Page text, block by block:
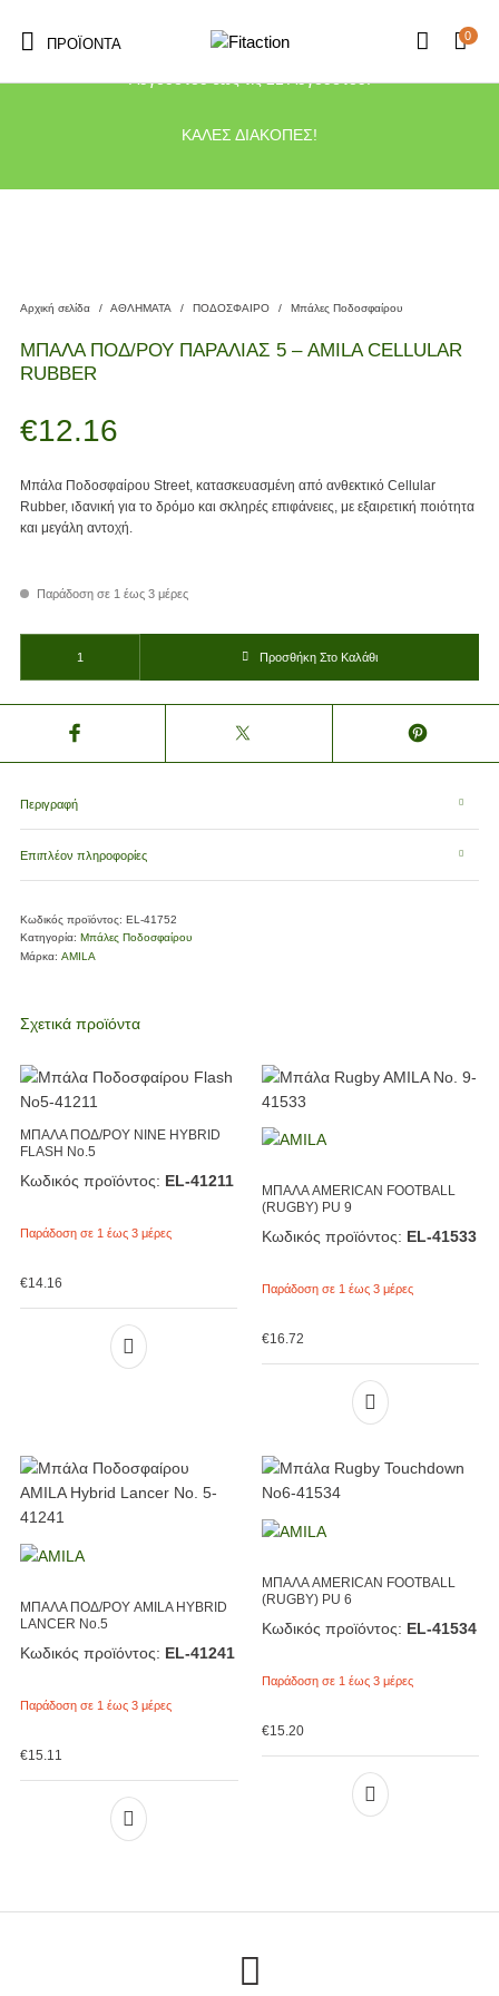
Το κατάστημα μας θα παραμείνει κλειστό λόγω διακοπών από τις 10
Αυγούστου έως τις 21 Αυγούστου.
ΚΑΛΕΣ ΔΙΑΚΟΠΕΣ!
ΠΡΟΪΌΝΤΑ
0
Αρχική σελίδα / ΑΘΛΗΜΑΤΑ / ΠΟΔΟΣΦΑΙΡΟ / Μπάλες Ποδοσφαίρου
ΜΠΑΛΑ ΠΟΔ/ΡΟΥ ΠΑΡΑΛΙΑΣ 5 – AMILA CELLULAR
RUBBER
€12.16
Μπάλα Ποδοσφαίρου Street, κατασκευασμένη από ανθεκτικό Cellular
Rubber, ιδανική για το δρόμο και σκληρές επιφάνειες, με εξαιρετική ποιότητα
και μεγάλη αντοχή.
Παράδοση σε 1 έως 3 μέρες
Προσθήκη Στο Καλάθι
Περιγραφή
Επιπλέον πληροφορίες
Κωδικός προϊόντος: EL-41752
Κατηγορία: Μπάλες Ποδοσφαίρου
Μάρκα: AMILA
Σχετικά προϊόντα
ΜΠΑΛΑ ΠΟΔ/ΡΟΥ NINE HYBRID
FLASH No.5
Κωδικός προϊόντος: EL-41211
Παράδοση σε 1 έως 3 μέρες
€14.16
ΜΠΑΛΑ AMERICAN FOOTBALL
(RUGBY) PU 9
Κωδικός προϊόντος: EL-41533
Παράδοση σε 1 έως 3 μέρες
€16.72
ΜΠΑΛΑ ΠΟΔ/ΡΟΥ AMILA HYBRID
LANCER No.5
Κωδικός προϊόντος: EL-41241
Παράδοση σε 1 έως 3 μέρες
€15.11
ΜΠΑΛΑ AMERICAN FOOTBALL
(RUGBY) PU 6
Κωδικός προϊόντος: EL-41534
Παράδοση σε 1 έως 3 μέρες
€15.20